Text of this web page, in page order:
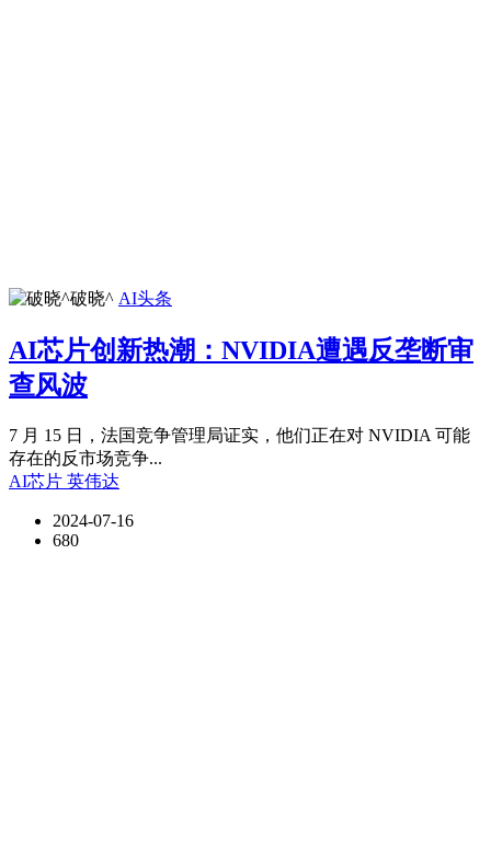
破晓^ AI头条
AI芯片创新热潮：NVIDIA遭遇反垄断审
查风波
7 月 15 日，法国竞争管理局证实，他们正在对 NVIDIA 可能
存在的反市场竞争...
AI芯片 英伟达
2024-07-16
680